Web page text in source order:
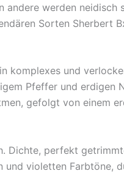
werden
Sorten Sherbert
komplexes und
Pfeffer und erdigen
gefolgt von einem
Dichte, perfekt
violetten Farbtöne,